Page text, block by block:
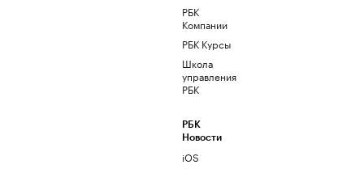
РБК
Компании
РБК Курсы
Школа
управления
РБК
РБК
Новости
iOS